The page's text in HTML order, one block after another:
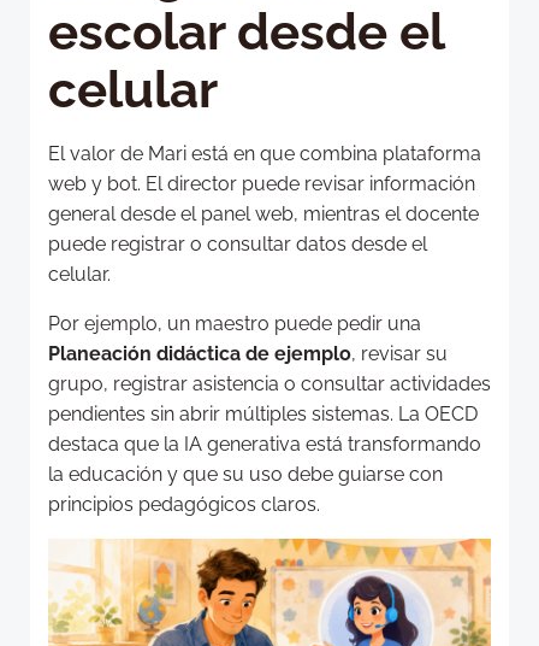
escolar desde el
celular
El valor de Mari está en que combina plataforma
web y bot. El director puede revisar información
general desde el panel web, mientras el docente
puede registrar o consultar datos desde el
celular.
Por ejemplo, un maestro puede pedir una
Planeación didáctica de ejemplo, revisar su
grupo, registrar asistencia o consultar actividades
pendientes sin abrir múltiples sistemas. La OECD
destaca que la IA generativa está transformando
la educación y que su uso debe guiarse con
principios pedagógicos claros.